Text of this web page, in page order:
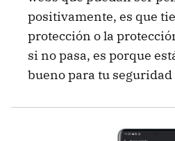
positivamente, es que
protección o la
si no pasa, es porque
bueno para tu